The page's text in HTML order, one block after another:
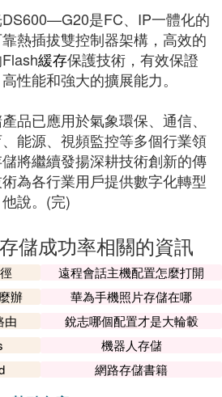
是FC、IP一體化的
熱插拔雙控制器架構，高效的
緩存保護技術，有效保證
性能和強大的擴展能力。
品已應用於氣象環保、通信、
能源、視頻監控等多個行業領
將繼續發揚深耕技術創新的傳
為各行業用戶提供數字化轉型
說。(完)
儲成功率相關的資訊
遠程會話主機配置怎麼打開
辦
華為手機照片存儲在哪
由
銳志哪個配置才是大輪轂
機器人存儲
網路存儲書籍